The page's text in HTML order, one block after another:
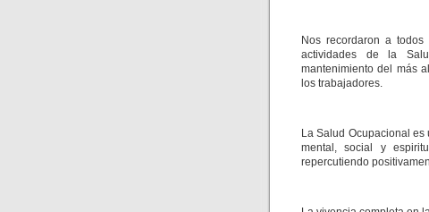
Nos recordaron a
actividades de la
mantenimiento del más
los trabajadores.
La Salud Ocupacional
mental, social y
repercutiendo